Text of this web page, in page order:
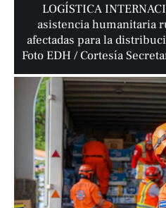
LOGÍSTICA
asistencia humanitaria
afectadas para la
Foto EDH / Cortesía